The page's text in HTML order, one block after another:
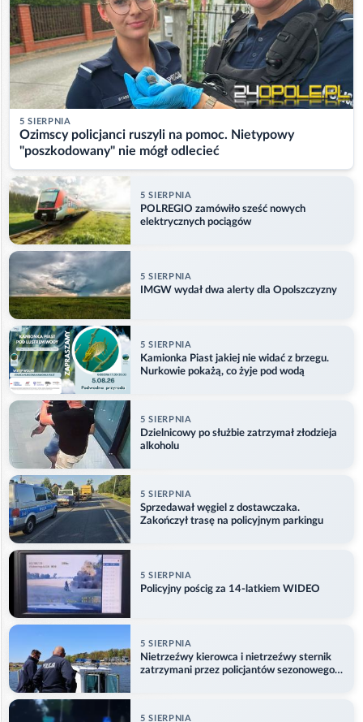
5 SIERPNIA
Ozimscy policjanci ruszyli na pomoc. Nietypowy
"poszkodowany" nie mógł odlecieć
5 SIERPNIA
POLREGIO zamówiło sześć nowych
elektrycznych pociągów
5 SIERPNIA
IMGW wydał dwa alerty dla Opolszczyzny
5 SIERPNIA
Kamionka Piast jakiej nie widać z brzegu.
Nurkowie pokażą, co żyje pod wodą
5 SIERPNIA
Dzielnicowy po służbie zatrzymał złodzieja
alkoholu
5 SIERPNIA
Sprzedawał węgiel z dostawczaka.
Zakończył trasę na policyjnym parkingu
5 SIERPNIA
Policyjny pościg za 14-latkiem WIDEO
5 SIERPNIA
Nietrzeźwy kierowca i nietrzeźwy sternik
zatrzymani przez policjantów sezonowego
5 SIERPNIA